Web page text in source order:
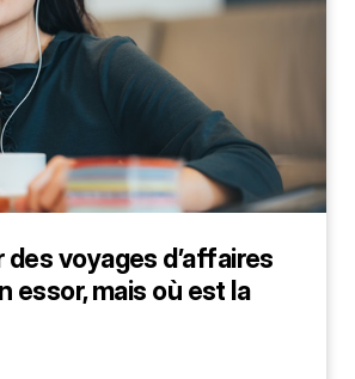
voyages d’affaires
essor, mais où est la